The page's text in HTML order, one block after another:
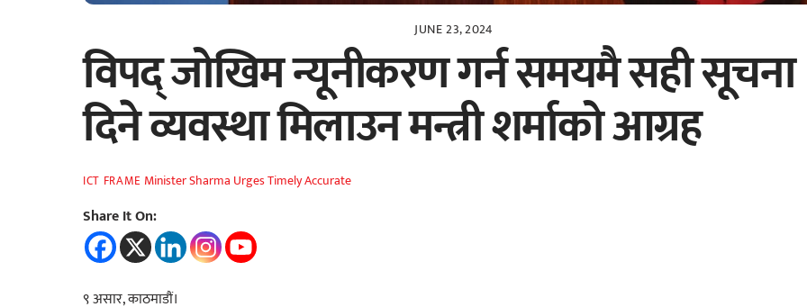
JUNE 23, 2024
विपद् जोखिम न्यूनीकरण गर्न समयमै सही सूचना
दिने व्यवस्था मिलाउन मन्त्री शर्माको आग्रह
ICT FRAME Minister Sharma Urges Timely Accurate
Share It On:
९ असार, काठमाडौं।